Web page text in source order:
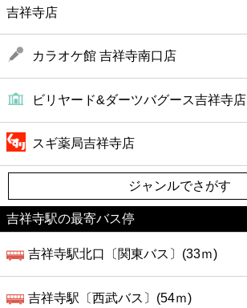
吉祥寺店
カラオケ館 吉祥寺南口店
ビリヤード&ダーツバグース吉祥寺店
スギ薬局吉祥寺店
ジャンルでさがす
吉祥寺駅の最寄バス停
吉祥寺駅北口〔関東バス〕(33ｍ)
吉祥寺駅〔西武バス〕(54ｍ)